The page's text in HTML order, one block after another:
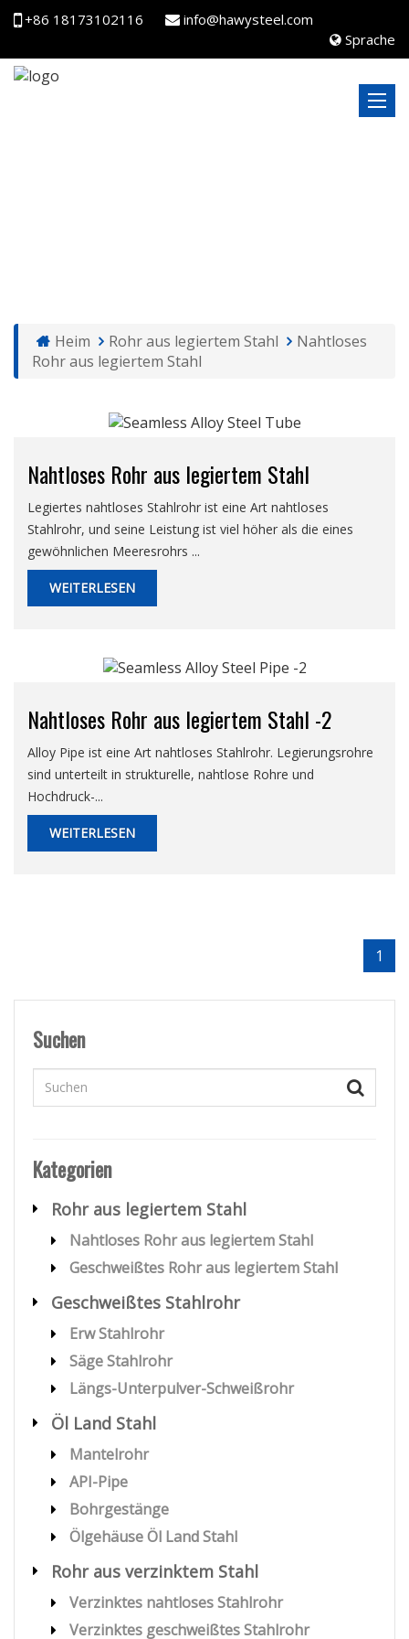
+86 18173102116
info@hawysteel.com
Sprache
Heim Rohr aus legiertem Stahl
Nahtloses
Rohr aus legiertem Stahl
Nahtloses Rohr aus legiertem Stahl
Legiertes nahtloses Stahlrohr ist eine Art nahtloses
Stahlrohr, und seine Leistung ist viel höher als die eines
gewöhnlichen Meeresrohrs ...
WEITERLESEN
Nahtloses Rohr aus legiertem Stahl -2
Alloy Pipe ist eine Art nahtloses Stahlrohr. Legierungsrohre
sind unterteilt in strukturelle, nahtlose Rohre und
Hochdruck-...
WEITERLESEN
1
Suchen
Kategorien
Rohr aus legiertem Stahl
Nahtloses Rohr aus legiertem Stahl
Geschweißtes Rohr aus legiertem Stahl
Geschweißtes Stahlrohr
Erw Stahlrohr
Säge Stahlrohr
Längs-Unterpulver-Schweißrohr
Öl Land Stahl
Mantelrohr
API-Pipe
Bohrgestänge
Ölgehäuse Öl Land Stahl
Rohr aus verzinktem Stahl
Verzinktes nahtloses Stahlrohr
Verzinktes geschweißtes Stahlrohr